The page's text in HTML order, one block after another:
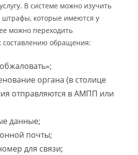
В системе можно изучить
штрафы, которые имеются у
можно переходить
составлению обращения:
органа (в столице
отправляются в АМПП или
данные;
почты;
для связи;